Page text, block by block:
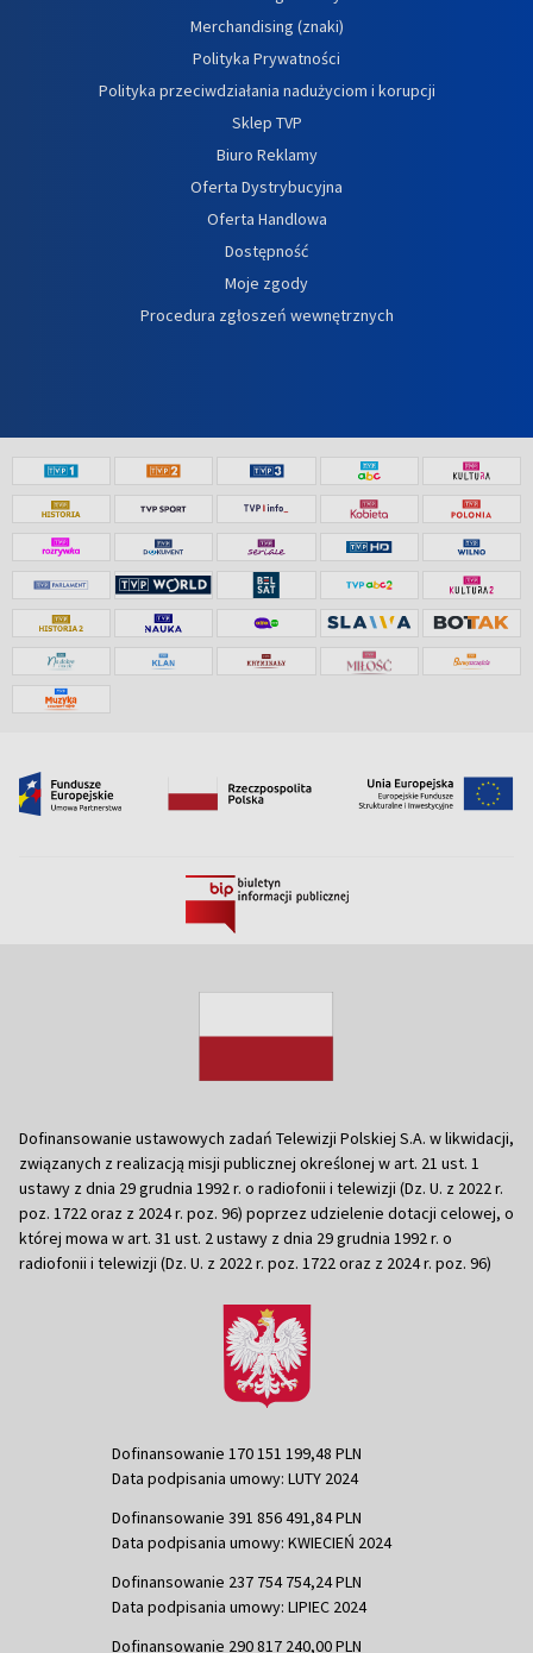
Merchandising (znaki)
Polityka Prywatności
Polityka przeciwdziałania nadużyciom i korupcji
Sklep TVP
Biuro Reklamy
Oferta Dystrybucyjna
Oferta Handlowa
Dostępność
Moje zgody
Procedura zgłoszeń wewnętrznych
Dofinansowanie ustawowych zadań Telewizji Polskiej S.A. w likwidacji,
związanych z realizacją misji publicznej określonej w art. 21 ust. 1
ustawy z dnia 29 grudnia 1992 r. o radiofonii i telewizji (Dz. U. z 2022 r.
poz. 1722 oraz z 2024 r. poz. 96) poprzez udzielenie dotacji celowej, o
której mowa w art. 31 ust. 2 ustawy z dnia 29 grudnia 1992 r. o
radiofonii i telewizji (Dz. U. z 2022 r. poz. 1722 oraz z 2024 r. poz. 96)
Dofinansowanie 170 151 199,48 PLN
Data podpisania umowy: LUTY 2024
Dofinansowanie 391 856 491,84 PLN
Data podpisania umowy: KWIECIEŃ 2024
Dofinansowanie 237 754 754,24 PLN
Data podpisania umowy: LIPIEC 2024
Dofinansowanie 290 817 240,00 PLN